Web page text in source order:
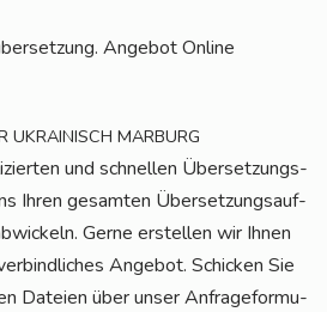
Ange­bot Online
UKRAINISCH MARBURG
und schnel­len Über­set­zungs­
Ihren gesam­ten Über­set­zungs­auf­
Ger­ne erstel­len wir Ihnen
Ange­bot. Schi­cken Sie
Datei­en über unser Anfra­ge­for­mu­